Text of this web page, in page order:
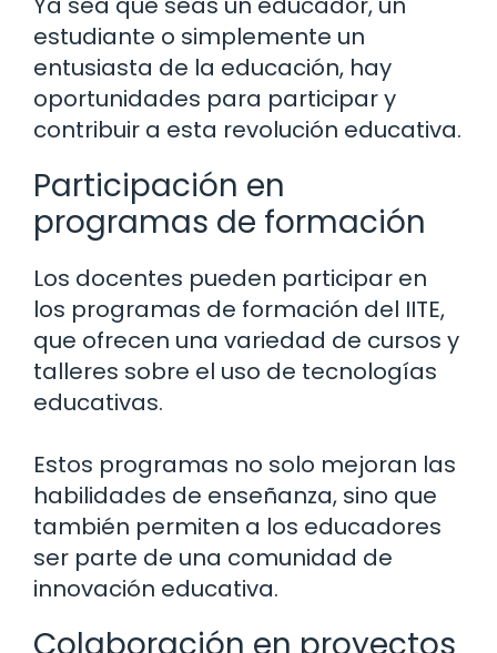
estudiante o simplemente un
entusiasta de la educación, hay
oportunidades para participar y
contribuir a esta revolución educativa.
Participación en
programas de formación
Los docentes pueden participar en
los programas de formación del IITE,
que ofrecen una variedad de cursos y
talleres sobre el uso de tecnologías
educativas.
Estos programas no solo mejoran las
habilidades de enseñanza, sino que
también permiten a los educadores
ser parte de una comunidad de
innovación educativa.